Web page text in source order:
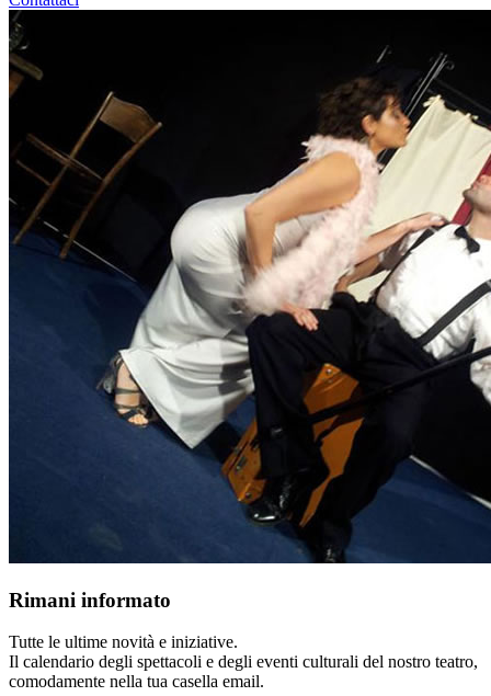
Rimani informato
Tutte le ultime novità e iniziative.
Il calendario degli spettacoli e degli eventi culturali del nostro teatro,
comodamente nella tua casella email.